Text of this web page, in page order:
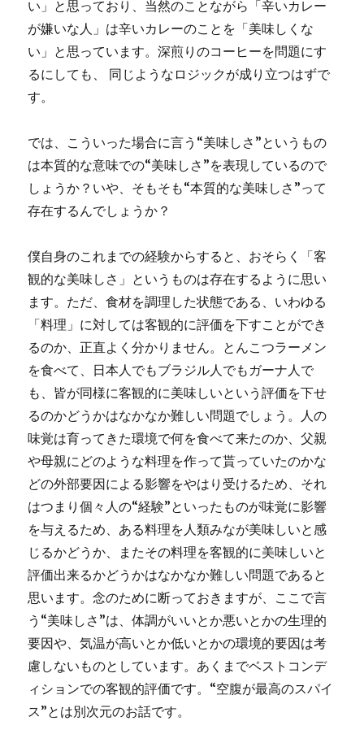
い」と思っており、当然のことながら「辛いカレー
が嫌いな人」は辛いカレーのことを「美味しくな
い」と思っています。深煎りのコーヒーを問題にす
るにしても、 同じようなロジックが成り立つはずで
す。
では、こういった場合に言う“美味しさ”というもの
は本質的な意味での“美味しさ”を表現しているので
しょうか？いや、そもそも“本質的な美味しさ”って
存在するんでしょうか？
僕自身のこれまでの経験からすると、おそらく「客
観的な美味しさ」というものは存在するように思い
ます。ただ、食材を調理した状態である、いわゆる
「料理」に対しては客観的に評価を下すことができ
るのか、正直よく分かりません。とんこつラーメン
を食べて、日本人でもブラジル人でもガーナ人で
も、皆が同様に客観的に美味しいという評価を下せ
るのかどうかはなかなか難しい問題でしょう。人の
味覚は育ってきた環境で何を食べて来たのか、父親
や母親にどのような料理を作って貰っていたのかな
どの外部要因による影響をやはり受けるため、それ
はつまり個々人の“経験”といったものが味覚に影響
を与えるため、ある料理を人類みなが美味しいと感
じるかどうか、またその料理を客観的に美味しいと
評価出来るかどうかはなかなか難しい問題であると
思います。念のために断っておきますが、ここで言
う“美味しさ”は、体調がいいとか悪いとかの生理的
要因や、気温が高いとか低いとかの環境的要因は考
慮しないものとしています。あくまでベストコンデ
ィションでの客観的評価です。“空腹が最高のスパイ
ス”とは別次元のお話です。